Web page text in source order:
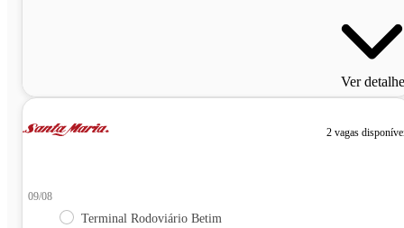
Ver
2 vagas
09/08
Terminal Rodoviário Betim